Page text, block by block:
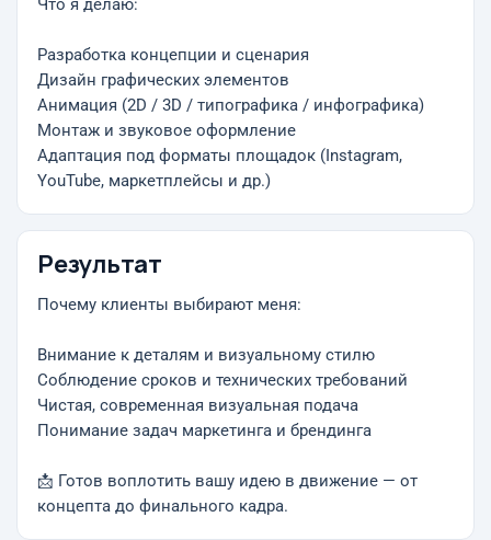
Что я делаю:
Разработка концепции и сценария
Дизайн графических элементов
Анимация (2D / 3D / типографика / инфографика)
Монтаж и звуковое оформление
Адаптация под форматы площадок (Instagram,
YouTube, маркетплейсы и др.)
Результат
Почему клиенты выбирают меня:
Внимание к деталям и визуальному стилю
Соблюдение сроков и технических требований
Чистая, современная визуальная подача
Понимание задач маркетинга и брендинга
📩 Готов воплотить вашу идею в движение — от
концепта до финального кадра.